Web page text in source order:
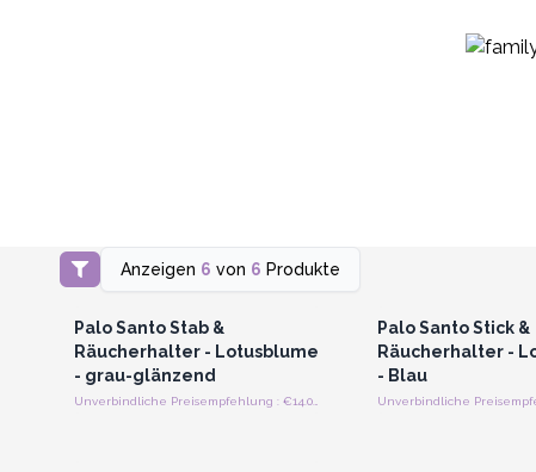
Anzeigen 6 von 6 Produkte
Anmelden oder Registrieren
für Großhandelspreise
Palo Santo Stab &
Räucherhalter - Lotusblume
- grau-glänzend
Palo Santo Stick &
Räucherhalter -
- Blau